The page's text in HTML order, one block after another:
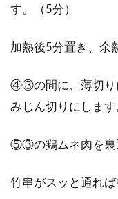
す。（5分）
加熱後5分置き、余
④③の間に、薄切り
みじん切りにします
⑤③の鶏ムネ肉を裏
竹串がスッと通れば